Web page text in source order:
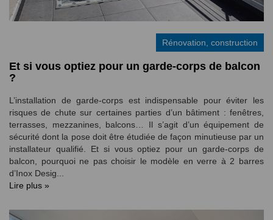
Rénovation, construction
Et si vous optiez pour un garde-corps de balcon
?
L’installation de garde-corps est indispensable pour éviter les
risques de chute sur certaines parties d’un bâtiment : fenêtres,
terrasses, mezzanines, balcons… Il s’agit d’un équipement de
sécurité dont la pose doit être étudiée de façon minutieuse par un
installateur qualifié. Et si vous optiez pour un garde-corps de
balcon, pourquoi ne pas choisir le modèle en verre à 2 barres
d’Inox Desig...
Lire plus »